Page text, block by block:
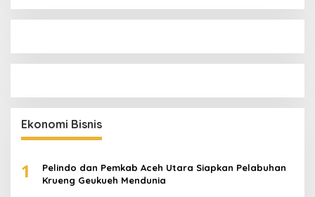
Ekonomi Bisnis
1
Pelindo dan Pemkab Aceh Utara Siapkan Pelabuhan
Krueng Geukueh Mendunia